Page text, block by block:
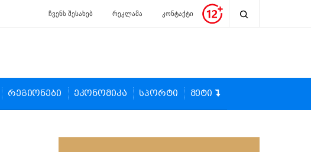
ჩვენს შესახებ რეკლამა კონტაქტი
რეგიონები ეკონომიკა სპორტი მეტი